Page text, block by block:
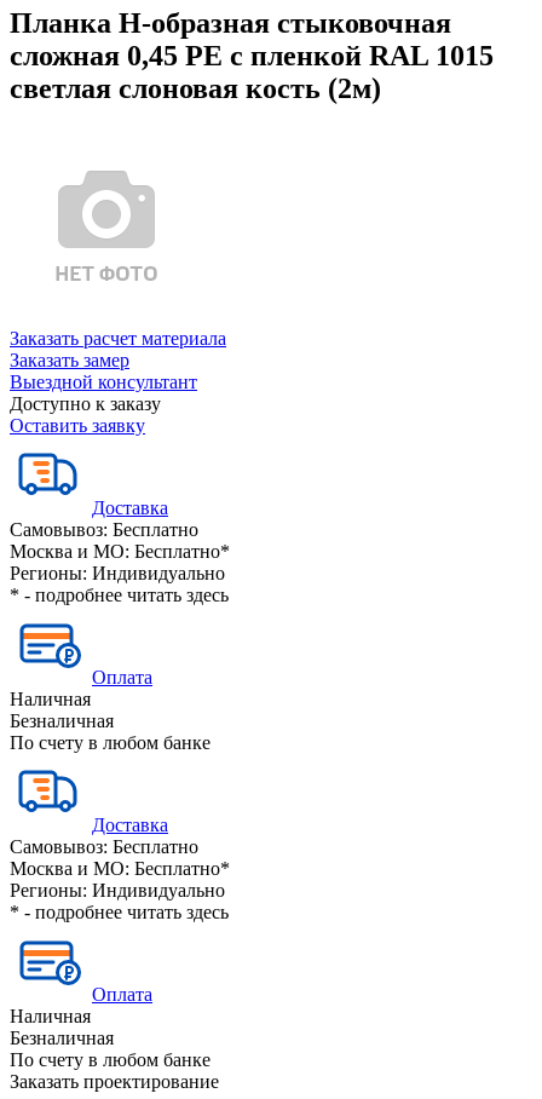
Планка Н-образная стыковочная
сложная 0,45 PE с пленкой RAL 1015
светлая слоновая кость (2м)
Заказать расчет материала
Заказать замер
Выездной консультант
Доступно к заказу
Оставить заявку
Доставка
Самовывоз: Бесплатно
Москва и МО: Бесплатно*
Регионы: Индивидуально
* - подробнее читать здесь
Оплата
Наличная
Безналичная
По счету в любом банке
Доставка
Самовывоз: Бесплатно
Москва и МО: Бесплатно*
Регионы: Индивидуально
* - подробнее читать здесь
Оплата
Наличная
Безналичная
По счету в любом банке
Заказать проектирование